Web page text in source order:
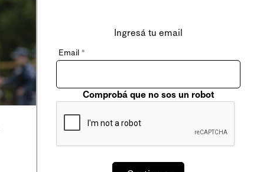
Ingresá tu email
Email *
Comprobá que no sos un robot